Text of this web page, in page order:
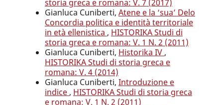
storia greca e romana: V. 7 (2017)
Gianluca Cuniberti, Atene e la ‘sua’ Delo
Concordia politica e identità territoriale
in età ellenistica , HISTORIKA Studi di
storia greca e romana: V. 1 N. 2 (2011)
Gianluca Cuniberti, Historika IV ,
HISTORIKA Studi di storia greca e
romana: V. 4 (2014)
Gianluca Cuniberti, Introduzione e
indice , HISTORIKA Studi di storia greca
e romana: V. 1 N. 2 (2011)